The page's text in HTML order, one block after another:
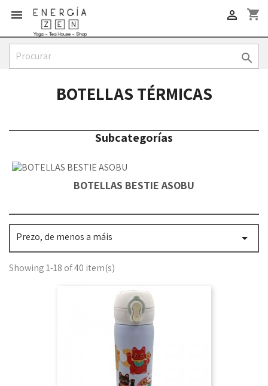
 shopping_cart


BOTELLAS TÉRMICAS
Subcategorías
BOTELLAS BESTIE ASOBU
Prezo, de menos a máis 
Showing 1-18 of 40 item(s)